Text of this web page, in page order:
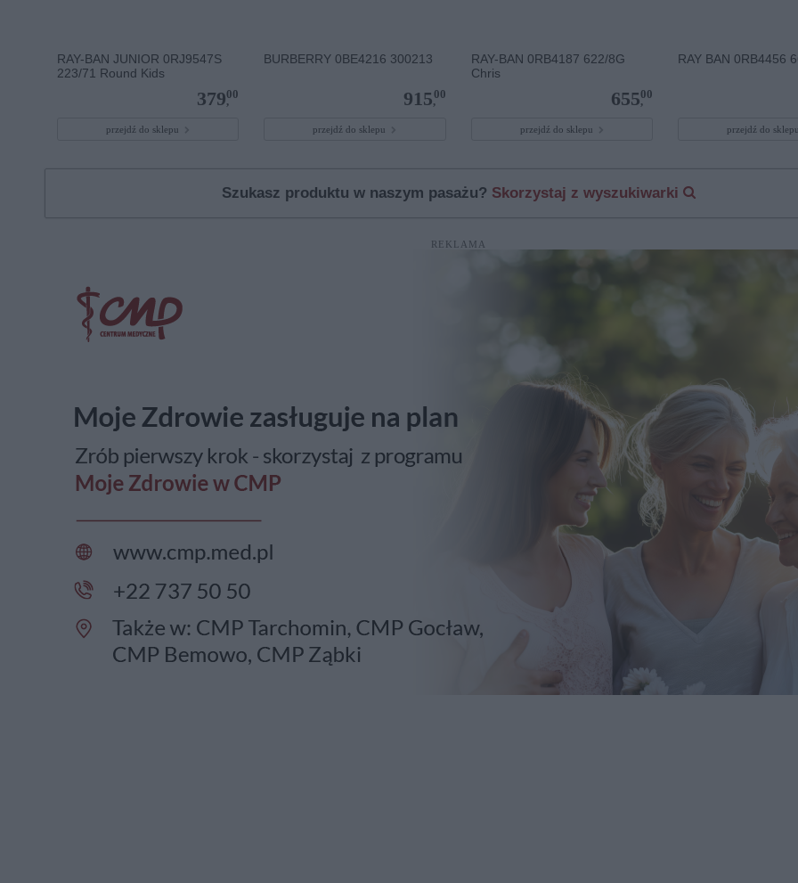
RAY-BAN JUNIOR 0RJ9547S
223/71 Round Kids
379,
00
przejdź do sklepu
BURBERRY 0BE4216 300213
915,
00
przejdź do sklepu
RAY-BAN 0RB4187 622/8G
Chris
655,
00
przejdź do sklepu
RAY BAN 0RB4456
przejdź do
Szukasz produktu w naszym pasażu? Skorzystaj z wyszukiwarki
REKLAMA